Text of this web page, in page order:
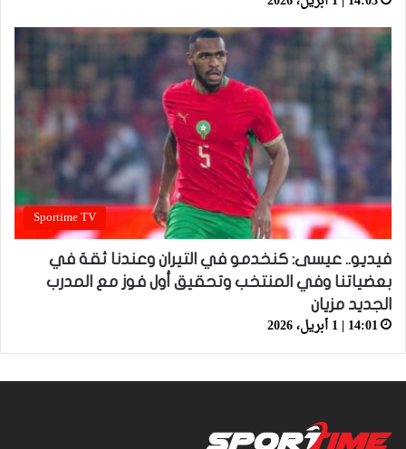
Sportime TV
فيديو.. عيسى: كنخدمو في التيران وعندنا ثقة في
بعضياتنا وفي المنتخب وتحقيق أول فوز مع المدرب
الجديد مزيان
14:01 | 1 أبريل، 2026